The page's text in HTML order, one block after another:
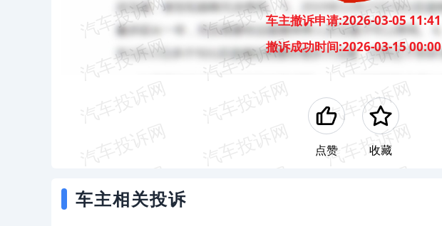
车主撤诉申请:2026-03-05 11:41
撤诉成功时间:2026-03-15 00:00
点赞 收藏
车主相关投诉